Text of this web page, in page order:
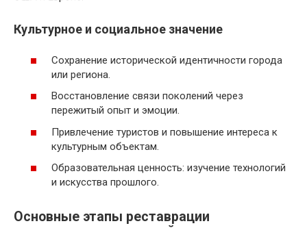
Культурное и социальное значение
Сохранение исторической идентичности города
или региона.
Восстановление связи поколений через
пережитый опыт и эмоции.
Привлечение туристов и повышение интереса к
культурным объектам.
Образовательная ценность: изучение технологий
и искусства прошлого.
Основные этапы реставрации